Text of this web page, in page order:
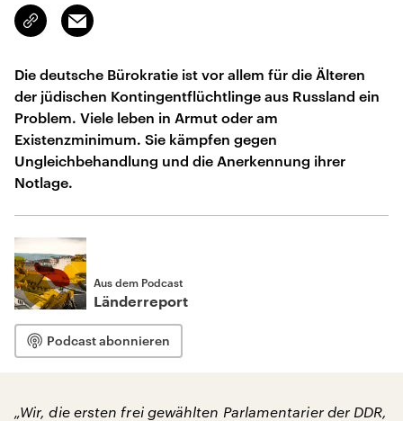
Link
kopieren/teilen
Email
Die deutsche Bürokratie ist vor allem für die Älteren
der jüdischen Kontingentflüchtlinge aus Russland ein
Problem. Viele leben in Armut oder am
Existenzminimum. Sie kämpfen gegen
Ungleichbehandlung und die Anerkennung ihrer
Notlage.
Aus dem Podcast
Länderreport
Podcast abonnieren
„Wir, die ersten frei gewählten Parlamentarier der DDR,